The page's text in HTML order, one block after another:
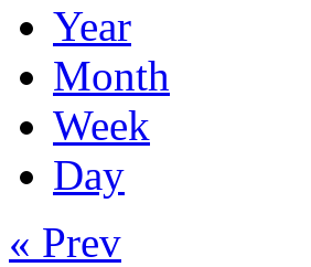
Year
Month
Week
Day
« Prev